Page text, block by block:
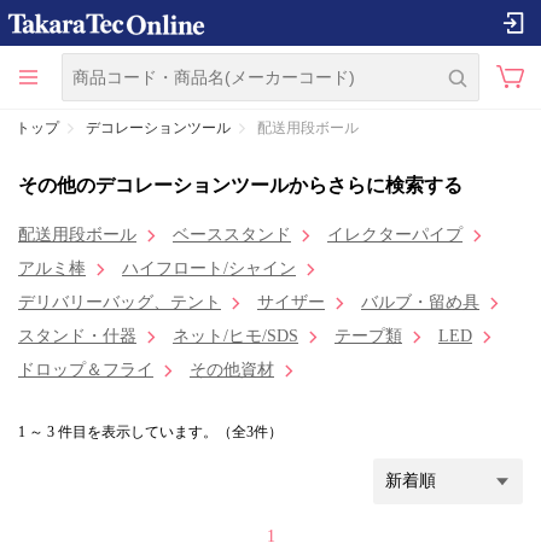
トップ デコレーションツール 配送用段ボール
その他のデコレーションツールからさらに検索する
配送用段ボール ベーススタンド
イレクターパイプ
アルミ棒
ハイフロート/シャイン
デリバリーバッグ、テント
サイザー
バルブ・留め具
スタンド・什器
ネット/ヒモ/SDS テープ類
LED
ドロップ＆フライ
その他資材
1 ～ 3 件目を表示しています。（全3件）
1